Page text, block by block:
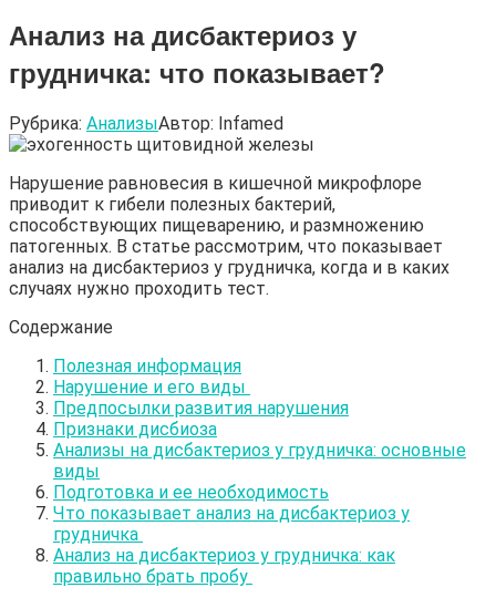
Анализ на дисбактериоз у
грудничка: что показывает?
Рубрика: АнализыАвтор: Infamed
Нарушение равновесия в кишечной микрофлоре
приводит к гибели полезных бактерий,
способствующих пищеварению, и размножению
патогенных. В статье рассмотрим, что показывает
анализ на дисбактериоз у грудничка, когда и в каких
случаях нужно проходить тест.
Содержание
Полезная информация
Нарушение и его виды
Предпосылки развития нарушения
Признаки дисбиоза
Анализы на дисбактериоз у грудничка: основные
виды
Подготовка и ее необходимость
Что показывает анализ на дисбактериоз у
грудничка
Анализ на дисбактериоз у грудничка: как
правильно брать пробу